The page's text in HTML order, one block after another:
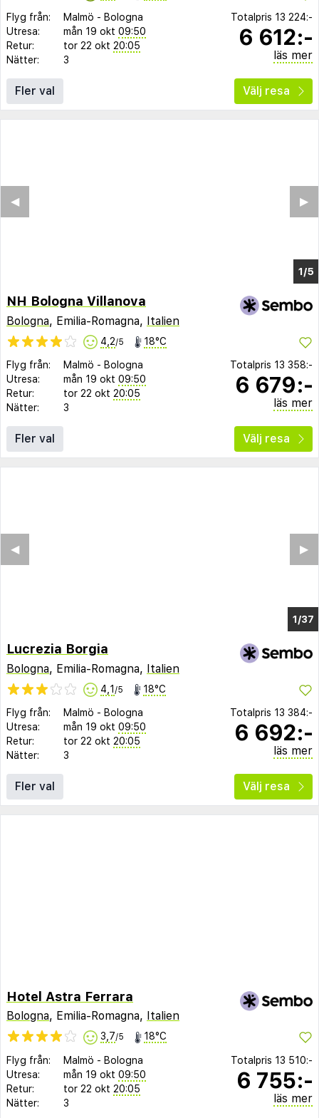
Flyg från: Malmö - Bologna
Utresa:
mån 19 okt 09:50
Retur:
tor 22 okt 20:05
Nätter:
3
Totalpris 13 224:-
6 612:-
läs mer
Fler val Välj resa
NH Bologna Villanova
Bologna, Emilia-Romagna, Italien
4,2/5 18°C
Flyg från: Malmö - Bologna
Utresa:
mån 19 okt 09:50
Retur:
tor 22 okt 20:05
Nätter:
3
Totalpris 13 358:-
6 679:-
läs mer
Fler val Välj resa
1/33
▶︎
◀︎
Lucrezia Borgia
Bologna, Emilia-Romagna, Italien
4,1 /5 18°C
Flyg från: Malmö - Bologna
Utresa:
mån 19 okt 09:50
Retur:
tor 22 okt 20:05
Nätter:
3
Totalpris 13 384:-
6 692:-
läs mer
Fler val Välj resa
Hotel Astra Ferrara
Bologna, Emilia-Romagna, Italien
3,7/5 18°C
Flyg från: Malmö - Bologna
Utresa:
mån 19 okt 09:50
Retur:
tor 22 okt 20:05
Nätter:
3
Totalpris 13 510:-
6 755:-
läs mer